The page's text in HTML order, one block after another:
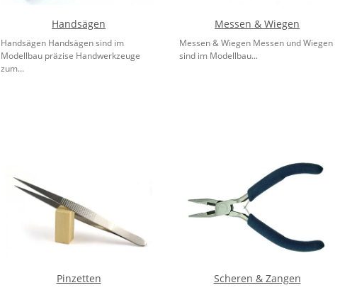
Handsägen
Handsägen Handsägen sind im
Modellbau präzise Handwerkzeuge
zum...
Messen & Wiegen
Messen & Wiegen Messen und Wiegen
sind im Modellbau...
Pinzetten Scheren & Zangen